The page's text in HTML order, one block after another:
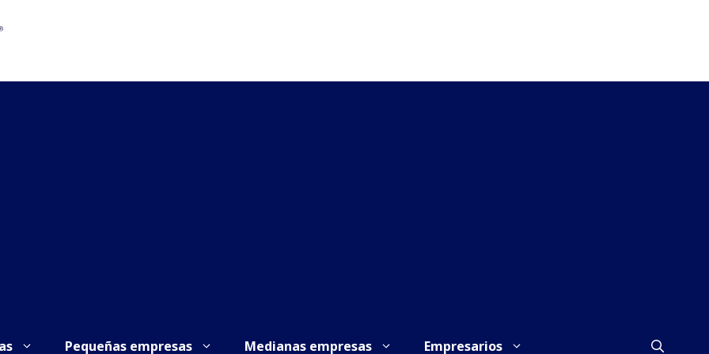
Pequeñas empresas Medianas empresas Empresarios